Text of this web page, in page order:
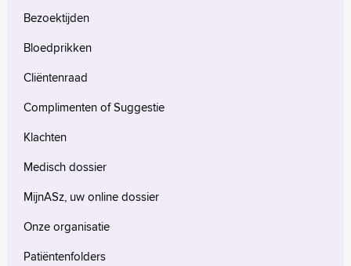
Bezoektijden
Bloedprikken
Cliëntenraad
Complimenten of Suggestie
Klachten
Medisch dossier
MijnASz, uw online dossier
Onze organisatie
Patiëntenfolders